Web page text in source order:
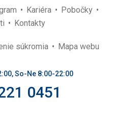
Kariéra
Pobočky
Kontakty
súkromia Mapa webu
So-Ne 8:00-22:00
0451